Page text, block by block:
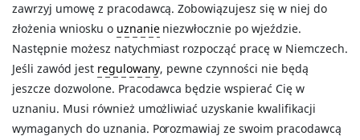
zawrzyj umowę z pracodawcą. Zobowiązujesz się w niej do
złożenia wniosku o uznanieniezwłocznie po wjeździe.
Następnie możesz natychmiast rozpocząć pracę w Niemczech.
Jeśli zawód jest regulowany, pewne czynności nie będą
jeszcze dozwolone. Pracodawca będzie wspierać Cię w
uznaniu. Musi również umożliwiać uzyskanie kwalifikacji
wymaganych do uznania. Porozmawiaj ze swoim pracodawcą